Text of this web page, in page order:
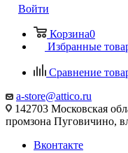
Войти
Корзина0
Избранные
Сравнение
a-store@attico.ru
142703 Московская
промзона Пуговичино,
Вконтакте